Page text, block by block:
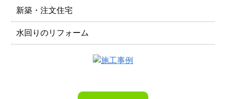
新築・注文住宅
水回りのリフォーム